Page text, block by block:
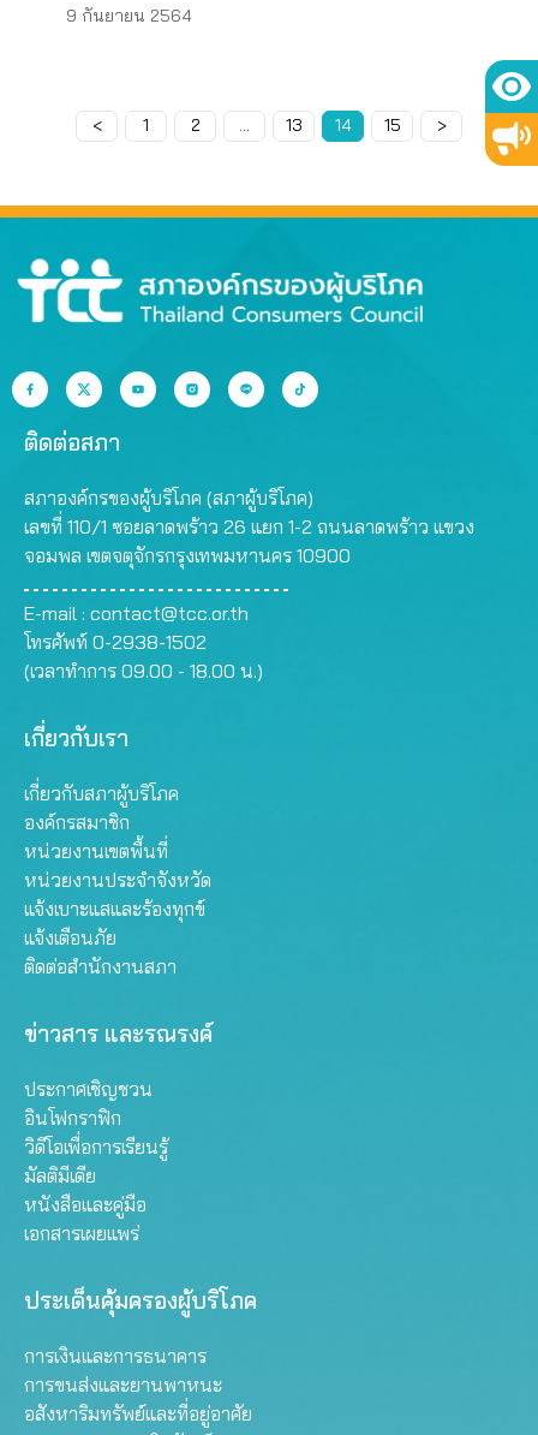
9 กันยายน 2564
< Page
1 Page
2 … Page
13 Page
14 Page
15 >
ติดต่อสภา
สภาองค์กรของผู้บริโภค (สภาผู้บริโภค)
เลขที่ 110/1 ซอยลาดพร้าว 26 แยก 1-2 ถนนลาดพร้าว แขวง
จอมพล เขตจตุจักรกรุงเทพมหานคร 10900
E-mail : contact@tcc.or.th
โทรศัพท์ 0-2938-1502
(เวลาทำการ 09.00 - 18.00 น.)
เกี่ยวกับเรา
เกี่ยวกับสภาผู้บริโภค
องค์กรสมาชิก
หน่วยงานเขตพื้นที่
หน่วยงานประจำจังหวัด
แจ้งเบาะแสและร้องทุกข์
แจ้งเตือนภัย
ติดต่อสำนักงานสภา
ข่าวสาร และรณรงค์
ประกาศเชิญชวน
อินโฟกราฟิก
วิดีโอเพื่อการเรียนรู้
มัลติมีเดีย
หนังสือและคู่มือ
เอกสารเผยแพร่
ประเด็นคุ้มครองผู้บริโภค
การเงินและการธนาคาร
การขนส่งและยานพาหนะ
อสังหาริมทรัพย์และที่อยู่อาศัย